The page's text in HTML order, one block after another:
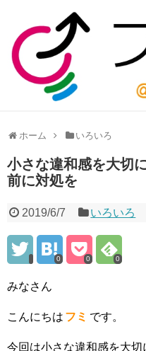
ホーム いろいろ
小さな違和感を大切
前に対処を
2019/6/7 いろいろ
0 0 0
みなさん
こんにちは フミ です。
今回は小さな違和感を大